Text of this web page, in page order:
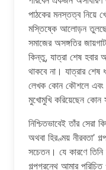
পাঠকের মনস্তত্ব নিয়ে
মস্তিষ্কে আলোড়ন
সমাজের অসঙ্গতির
কিন্তু, যাত্রা শেষ হবার
থাকবে না। যাত্রার শেষ
লেখক কোন কৌশলে এবং
মুখোমুখি করিয়েছেন কোন
নিশ্চিতভাবেই তাঁর সেরা
অথবা হিরণ্ময় নীরবতা’
সচেতন। যে কারণে
গল্পগ্রন্থে আমার পরিচিত